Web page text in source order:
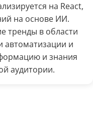
на React,
на основе ИИ.
тренды в области
автоматизации и
и знания
аудитории.